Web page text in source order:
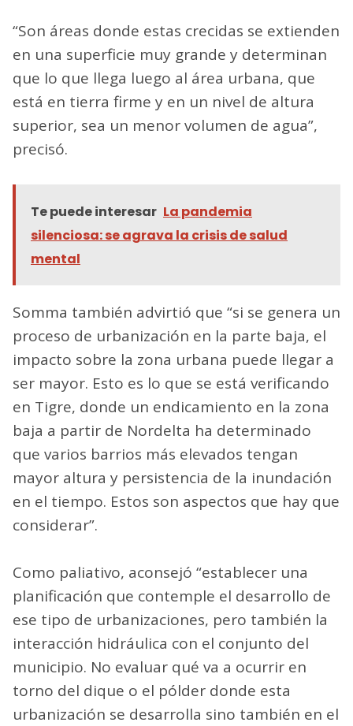
“Son áreas donde estas crecidas se extienden
en una superficie muy grande y determinan
que lo que llega luego al área urbana, que
está en tierra firme y en un nivel de altura
superior, sea un menor volumen de agua”,
precisó.
Te puede interesar La pandemia
silenciosa: se agrava la crisis de salud
mental
Somma también advirtió que “si se genera un
proceso de urbanización en la parte baja, el
impacto sobre la zona urbana puede llegar a
ser mayor. Esto es lo que se está verificando
en Tigre, donde un endicamiento en la zona
baja a partir de Nordelta ha determinado
que varios barrios más elevados tengan
mayor altura y persistencia de la inundación
en el tiempo. Estos son aspectos que hay que
considerar”.
Como paliativo, aconsejó “establecer una
planificación que contemple el desarrollo de
ese tipo de urbanizaciones, pero también la
interacción hidráulica con el conjunto del
municipio. No evaluar qué va a ocurrir en
torno del dique o el pólder donde esta
urbanización se desarrolla sino también en el